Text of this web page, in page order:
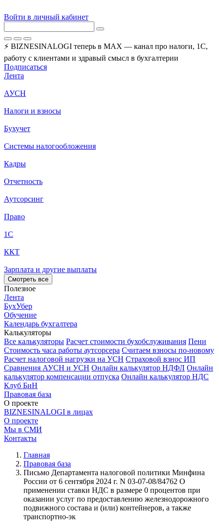
Войти в личный кабинет
⚡ BIZNESINALOGI теперь в MAX — канал про налоги, 1С,
работу с клиентами и здравый смысл в бухгалтерии
Подписаться
Лента
АУСН
Налоги и взносы
Бухучет
Системы налогообложения
Кадры
Отчетность
Аутсорсинг
Право
1С
ККТ
Зарплата и другие выплаты
Смотреть все
Полезное
Лента
БухУбер
Обучение
Календарь бухгалтера
Калькуляторы
Все калькуляторы Расчет стоимости бухобслуживания Пени
Стоимость часа работы аутсорсера Считаем взносы по-новому
Расчет налоговой нагрузки на УСН Страховой взнос ИП
Сравнения АУСН и УСН Онлайн калькулятор НДФЛ Онлайн
калькулятор компенсации отпуска Онлайн калькулятор НДС
Клуб БиН
Правовая база
О проекте
BIZNESINALOGI в лицах
О проекте
Мы в СМИ
Контакты
Главная
Правовая база
Письмо Департамента налоговой политики Минфина
России от 6 сентября 2024 г. N 03-07-08/84762 О
применении ставки НДС в размере 0 процентов при
оказании услуг по предоставлению железнодорожного
подвижного состава и (или) контейнеров, а также
транспортно-эк